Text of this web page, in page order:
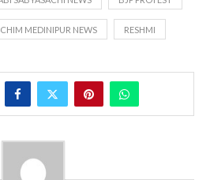
MEDINIPUR NEWS RESHMI